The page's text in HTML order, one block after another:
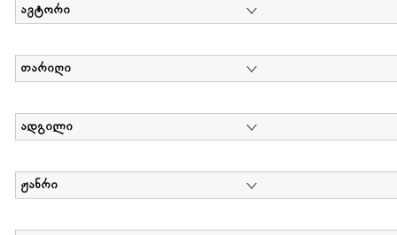
ავტორი
თარიღი
ადგილი
ჟანრი